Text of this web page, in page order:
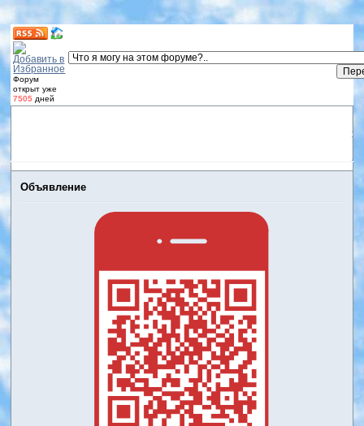
Форум
открыт уже
7505 дней
Объявление